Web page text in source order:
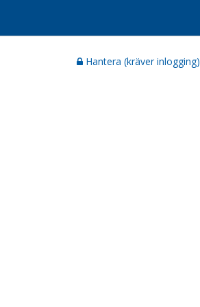
Hantera (kräver inlogging)